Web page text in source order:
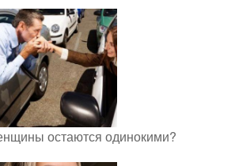
остаются одинокими?